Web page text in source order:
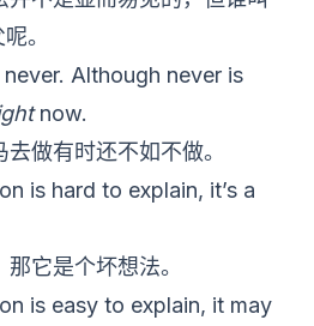
。
Although never is
now.
做有时还不如不做。
is hard to explain, it’s a
它是个坏想法。
is easy to explain, it may